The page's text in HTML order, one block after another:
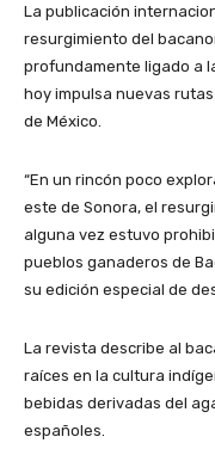
La publicación
resurgimiento del
profundamente ligado a
hoy impulsa nuevas
de México.
“En un rincón poco
este de Sonora, el
alguna vez estuvo
pueblos ganaderos de
su edición especial de
La revista describe al
raíces en la cultura
bebidas derivadas del
españoles.